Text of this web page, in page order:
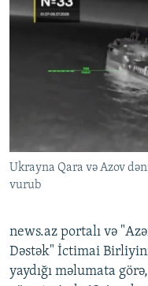
Ukrayna Qara və Azov
vurub
news.az portalı və
Dəstək" İctimai
yaydığı məlumata